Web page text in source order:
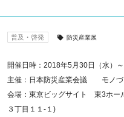
普及・啓発 防災産業展
開催日時：2018年5月30日（水）
主催：日本防災産業会議 モノ
会場：東京ビッグサイト 東3ホー
３丁目１１-１)